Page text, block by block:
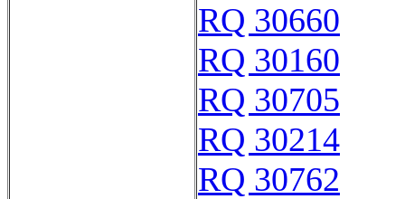
RQ 30660
RQ 30160
RQ 30705
RQ 30214
RQ 30762